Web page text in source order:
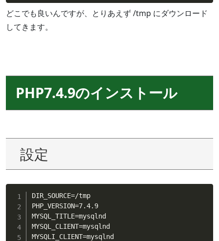
どこでも良いんですが、とりあえず /tmp にダウンロード
してきます。
PHP7.4.9のインストール
設定
DIR_SOURCE=/tmp
PHP_VERSION=7.4.9
MYSQL_TITLE=mysqlnd
MYSQL_CLIENT=mysqlnd
MYSQLI_CLIENT=mysqlnd